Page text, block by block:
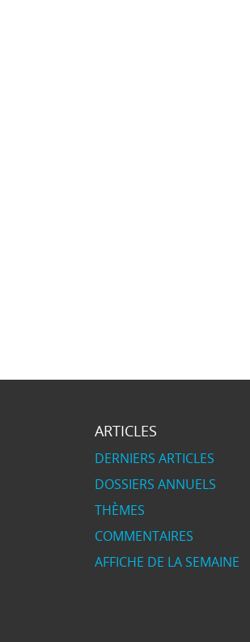
ARTICLES
DERNIERS ARTICLES
DOSSIERS ANNUELS
THÈMES
COMMENTAIRES
AFFICHE DE LA SEMAINE